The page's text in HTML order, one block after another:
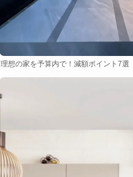
理想の家を予算内で！減額ポイント7選